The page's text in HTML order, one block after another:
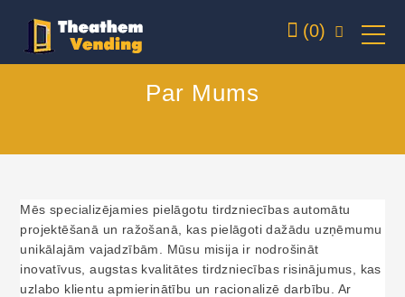
(0)
Par Mums
Mēs specializējamies pielāgotu tirdzniecības automātu
projektēšanā un ražošanā, kas pielāgoti dažādu uzņēmumu
unikālajām vajadzībām. Mūsu misija ir nodrošināt
inovatīvus, augstas kvalitātes tirdzniecības risinājumus, kas
uzlabo klientu apmierinātību un racionalizē darbību. Ar